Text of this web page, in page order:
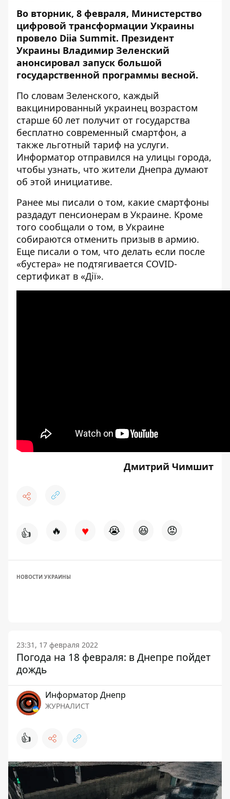
Во вторник, 8 февраля, Министерство
цифровой трансформации Украины
провело Diia Summit. Президент
Украины Владимир Зеленский
анонсировал запуск большой
государственной программы весной.
По словам Зеленского, каждый
вакцинированный украинец возрастом
старше 60 лет получит от государства
бесплатно современный смартфон, а
также льготный тариф на услуги.
Информатор отправился на улицы города,
чтобы узнать, что жители Днепра думают
об этой инициативе.
Ранее мы писали о том, какие смартфоны
раздадут пенсионерам в Украине. Кроме
того сообщали о том, в Украине
собираются отменить призыв в армию.
Еще писали о том, что делать если после
«бустера» не подтягивается COVID-
сертификат в «Дії».
Дмитрий Чимшит
👍 🔥 ♥ 😭 😆 😡
НОВОСТИ УКРАИНЫ
23:31, 17 февраля 2022
Погода на 18 февраля: в Днепре пойдет
дождь
Информатор Днепр
ЖУРНАЛИСТ
👍